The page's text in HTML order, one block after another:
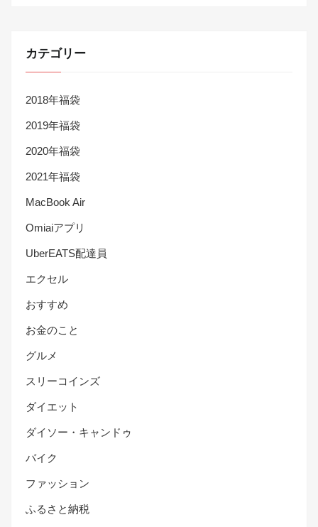
カテゴリー
2018年福袋
2019年福袋
2020年福袋
2021年福袋
MacBook Air
Omiaiアプリ
UberEATS配達員
エクセル
おすすめ
お金のこと
グルメ
スリーコインズ
ダイエット
ダイソー・キャンドゥ
バイク
ファッション
ふるさと納税